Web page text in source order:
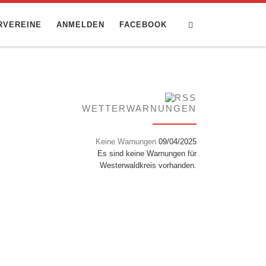
ANMELDEN FACEBOOK
WETTERWARNUNGEN
Keine Warnungen 09/04/2025
Es sind keine Warnungen für
Westerwaldkreis vorhanden.